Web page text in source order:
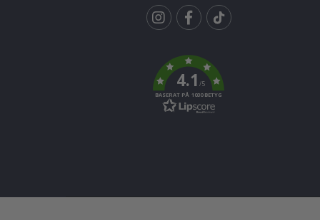
k
4.1/5
BASERAT PÅ 1030 BETYG